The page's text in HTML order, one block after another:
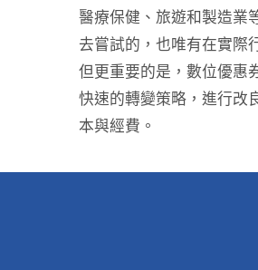
醫療保健、旅遊和製造業
去嘗試的，也唯有在實際
但更重要的是，數位優惠
快速的轉變策略，進行改
本與經費。